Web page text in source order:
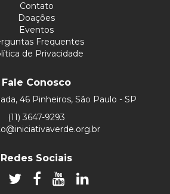
Contato
Doações
Eventos
Frequentes
de Privacidade
Fale Conosco
46 Pinheiros, São Paulo - SP
(11) 3647-9293
Redes Sociais